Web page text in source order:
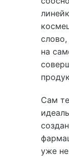
на
Сам
уже